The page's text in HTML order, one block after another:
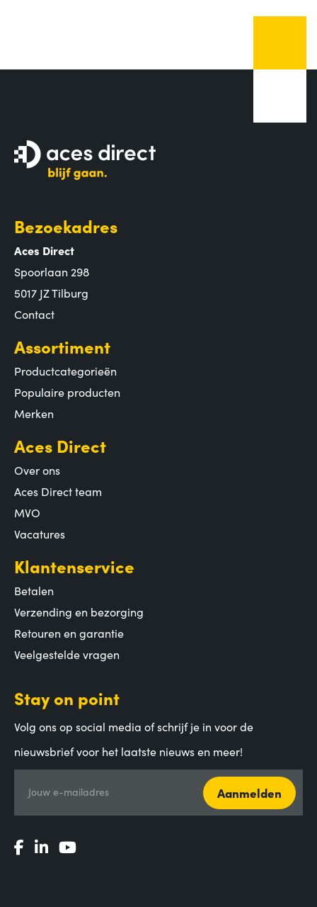
Bezoekadres
Aces Direct
Spoorlaan 298
5017 JZ Tilburg
Contact
Assortiment
Productcategorieën
Populaire producten
Merken
Aces Direct
Over ons
Aces Direct team
MVO
Vacatures
Klantenservice
Betalen
Verzending en bezorging
Retouren en garantie
Veelgestelde vragen
Stay on point
Volg ons op social media of schrijf je in voor de
nieuwsbrief voor het laatste nieuws en meer!
Jouw e-mailadres Aanmelden